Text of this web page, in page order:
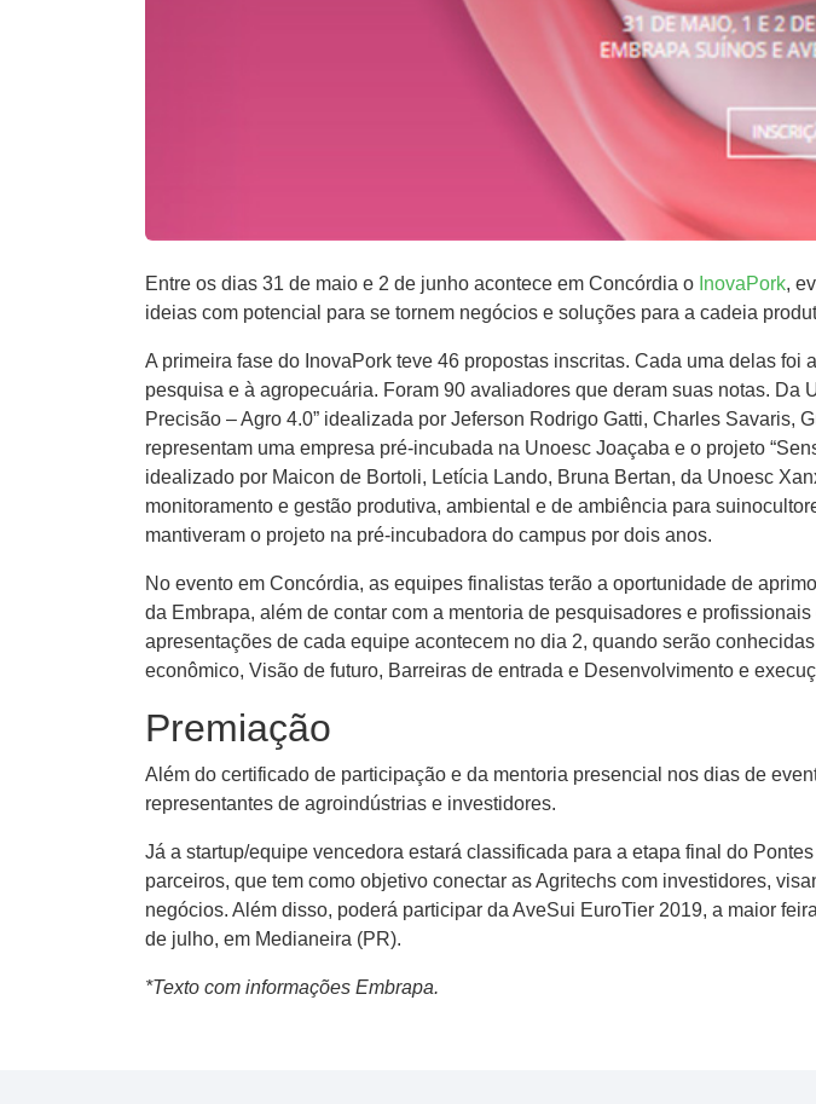
Entre os dias 31 de maio e 2 de junho acontece em Concórdia o InovaPork,
ideias com potencial para se tornem negócios e soluções para a cadeia
A primeira fase do InovaPork teve 46 propostas inscritas. Cada uma delas
pesquisa e à agropecuária. Foram 90 avaliadores que deram suas notas.
Precisão – Agro 4.0” idealizada por Jeferson Rodrigo Gatti, Charles Savaris,
representam uma empresa pré-incubada na Unoesc Joaçaba e o projeto
idealizado por Maicon de Bortoli, Letícia Lando, Bruna Bertan, da Unoesc
monitoramento e gestão produtiva, ambiental e de ambiência para
mantiveram o projeto na pré-incubadora do campus por dois anos.
No evento em Concórdia, as equipes finalistas terão a oportunidade de
da Embrapa, além de contar com a mentoria de pesquisadores e
apresentações de cada equipe acontecem no dia 2, quando serão
econômico, Visão de futuro, Barreiras de entrada e Desenvolvimento e
Premiação
Além do certificado de participação e da mentoria presencial nos dias de
representantes de agroindústrias e investidores.
Já a startup/equipe vencedora estará classificada para a etapa final do
parceiros, que tem como objetivo conectar as Agritechs com investidores,
negócios. Além disso, poderá participar da AveSui EuroTier 2019, a maior
de julho, em Medianeira (PR).
*Texto com informações Embrapa.